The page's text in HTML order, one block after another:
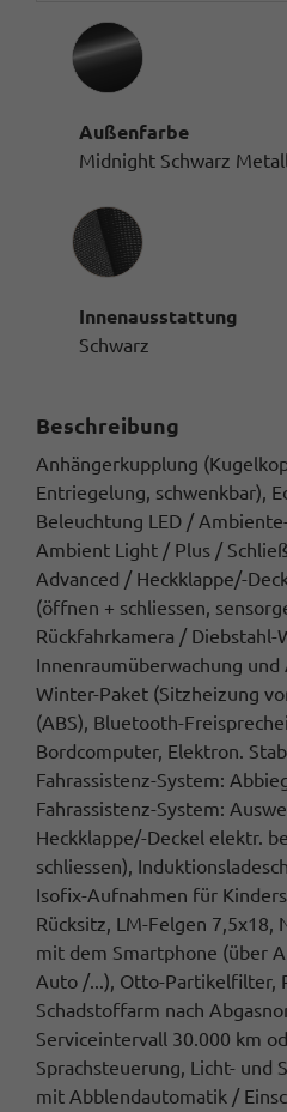
Außenfarbe
Midnight Schwarz
Innenausstattung
Innenausstattung
Schwarz
Beschreibung
Anhängerkupplung
Entriegelung, schwenkbar),
Beleuchtung LED /
Ambient Light / Plus /
Advanced / Heckklappe/-
(öffnen + schliessen,
Rückfahrkamera / Diebstahl-
Innenraumüberwachung und
Winter-Paket (Sitzheizung
(ABS), Bluetooth-
Bordcomputer, Elektron.
Fahrassistenz-System:
Fahrassistenz-System:
Heckklappe/-Deckel elektr.
schliessen),
Isofix-Aufnahmen für
Rücksitz, LM-Felgen 7,5x18,
mit dem Smartphone (über
Auto /...), Otto-Partikelfilter,
Schadstoffarm nach
Serviceintervall 30.000 km
Sprachsteuerung, Licht- und
mit Abblendautomatik /